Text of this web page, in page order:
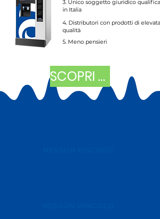
3. Unico soggetto giuridico
in Italia
4. Distributori con prodotti di elevata
qualità
5. Meno pensieri
SCOPRI DI PIÙ